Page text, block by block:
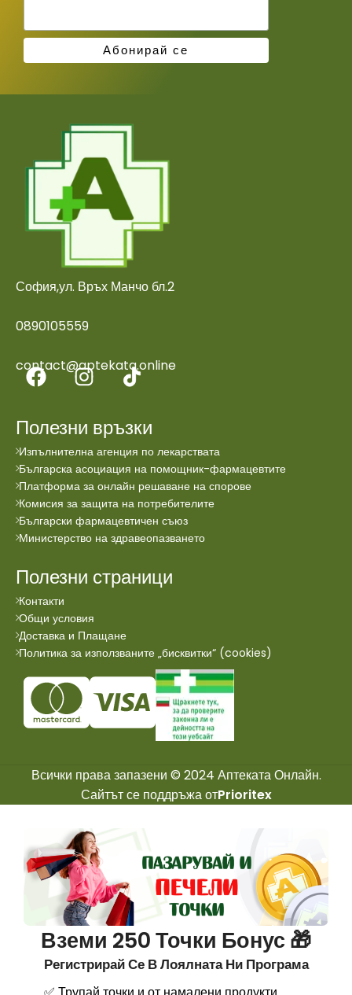
София,ул. Връх Манчо бл.2
0890105559
contact@aptekata.online
Полезни връзки
Изпълнителна агенция по лекарствата
Българска асоциация на помощник-фармацевтите
Платформа за онлайн решаване на спорове
Комисия за защита на потребителите
Български фармацевтичен съюз
Министерство на здравеопазването
Полезни страници
Контакти
Общи условия
Доставка и Плащане
Политика за използваните „бисквитки“ (cookies)
Всички права запазени © 2024 Аптеката Онлайн.
Сайтът се поддръжа отPrioritex
Вземи 250 Точки Бонус 🎁
Регистрирай Се В Лоялната Ни Програма